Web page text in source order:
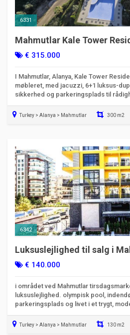
6331
Mahmutlar Kale Tower
luksus duplexlejlighed
€ 315.000
I Mahmutlar, Alanya, Kale Tower
møbleret, med jacuzzi, 6+1 luksus-
sikkerhed og parkeringsplads til
Turkey > Alanya > Mahmutlar 300 m2
6342
Luksuslejlighed til salg i
Star, fuldt møbleret, 2
€ 140.000
i området ved Mahmutlar
luksuslejlighed. olympisk pool,
parkeringsplads og livet i et trygt,
Turkey > Alanya > Mahmutlar 130 m2